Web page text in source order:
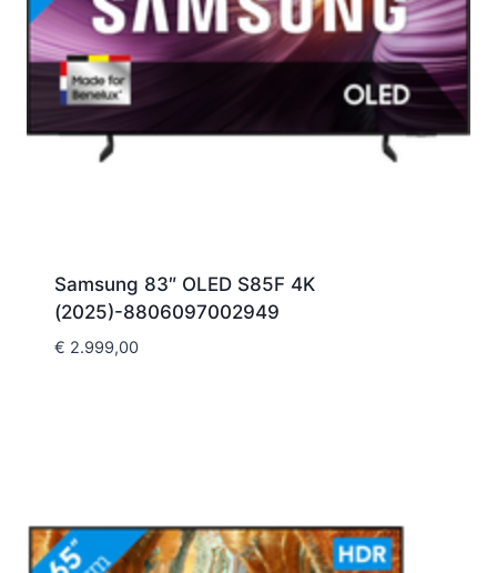
Samsung 83″ OLED S85F 4K
(2025)-8806097002949
€ 2.999,00